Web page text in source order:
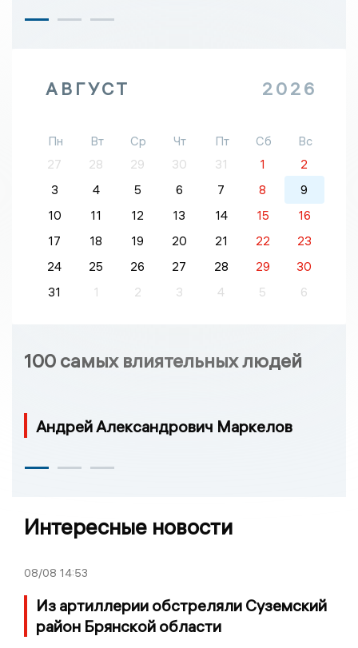
АВГУСТ 2026
Пн Вт Ср Чт Пт Сб
Вс
27
28 29 30 31 1
2
3
4 5 6 7 8
9
10
11 12 13 14 15
16
17
18 19 20 21 22
23
24
25 26 27 28 29
30
31
1 2 3 4 5 6
100 самых влиятельных людей
Андрей Александрович Маркелов
Интересные новости
08/08 14:53
Из артиллерии обстреляли Суземский
район Брянской области